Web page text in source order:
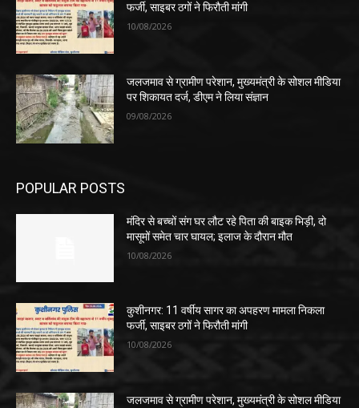
फर्जी, साइबर ठगों ने फिरौती मांगी
10/08/2026
जलजमाव से ग्रामीण परेशान, मुख्यमंत्री के सोशल मीडिया
पर शिकायत दर्ज, डीएम ने लिया संज्ञान
09/08/2026
POPULAR POSTS
मंदिर से बच्चों संग घर लौट रहे पिता की बाइक भिड़ी, दो
मासूमों समेत चार घायल; इलाज के दौरान मौत
10/08/2026
कुशीनगर: 11 वर्षीय सागर का अपहरण मामला निकला
फर्जी, साइबर ठगों ने फिरौती मांगी
10/08/2026
जलजमाव से ग्रामीण परेशान, मुख्यमंत्री के सोशल मीडिया